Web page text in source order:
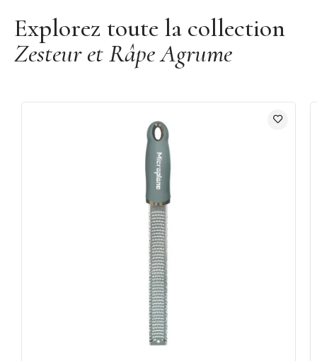
Disponible en 13 coloris
Fabriqué aux États-Unis
Marque :Microplane
Explorez toute la collection
Zesteur et Râpe Agrume